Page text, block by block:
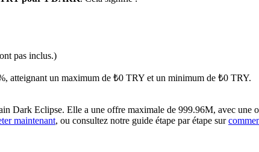
et matières premières
pas inclus.)
atteignant un maximum de ₺0 TRY et un minimum de ₺0 TRY.
Dark Eclipse. Elle a une offre maximale de 999.96M, avec
maintenant, ou consultez notre guide étape par étape sur